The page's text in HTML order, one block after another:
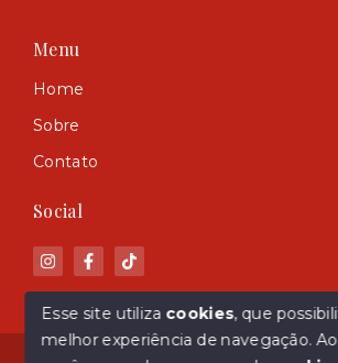
Menu
Home
Sobre
Contato
Social
Esse site utiliza cookies, que
melhor experiência de navegação.